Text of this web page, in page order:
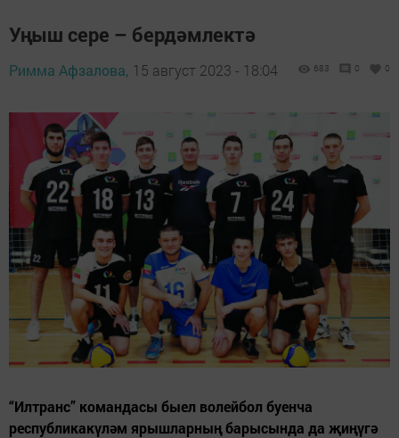
Уңыш сере – бердәмлектә
Римма Афзалова, 15 август 2023 - 18:04 683 0 0
“Илтранс” командасы быел волейбол буенча
республикакүләм ярышларның барысында да җиңүгә